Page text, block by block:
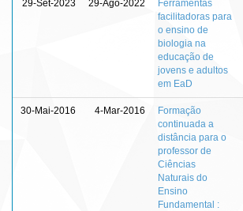
29-Set-2023 29-Ago-2022
Ferramentas
facilitadoras para
o ensino de
biologia na
educação de
jovens e adultos
em EaD
30-Mai-2016 4-Mar-2016
Formação
continuada a
distância para o
professor de
Ciências
Naturais do
Ensino
Fundamental :